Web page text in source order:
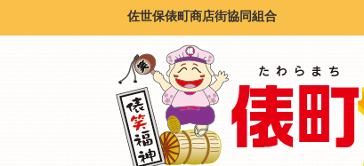
佐世保俵町商店街協同組合